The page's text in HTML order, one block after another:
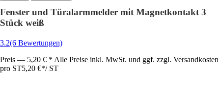
Fenster und Türalarmmelder mit Magnetkontakt 3
Stück weiß
3.2(6 Bewertungen)
Preis — 5,20 € * Alle Preise inkl. MwSt. und ggf. zzgl. Versandkosten
pro ST5,20 €*/ ST